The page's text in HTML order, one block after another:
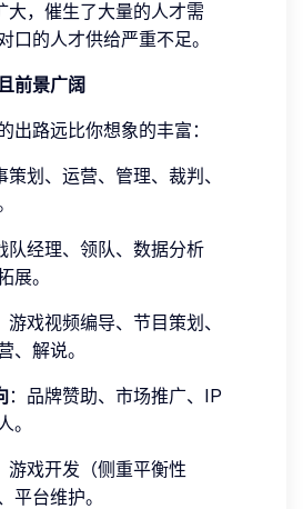
大，催生了大量的人才需
口的人才供给严重不足。
前景广阔
出路远比你想象的丰富：
策划、运营、管理、裁判、
队经理、领队、数据分析
展。
游戏视频编导、节目策划、
、解说。
：品牌赞助、市场推广、IP
。
游戏开发（侧重平衡性
平台维护。